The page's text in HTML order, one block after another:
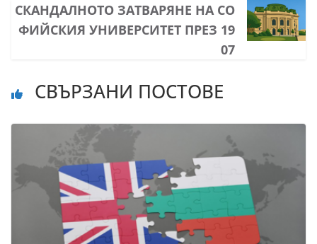
СКАНДАЛНОТО ЗАТВАРЯНЕ НА СО
ФИЙСКИЯ УНИВЕРСИТЕТ ПРЕЗ 19
07
СВЪРЗАНИ ПОСТОВЕ